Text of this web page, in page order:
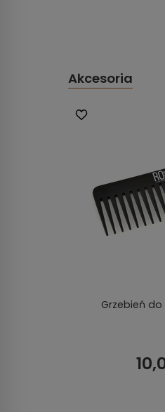
Akcesoria
Grzebień